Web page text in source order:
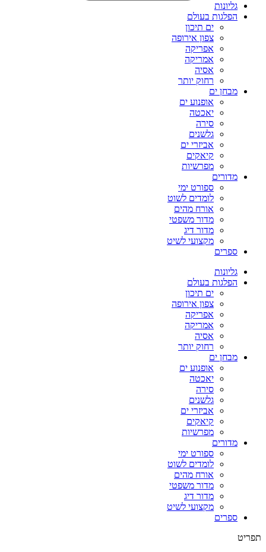
גליונות
הפלגות בעולם
ים תיכון
צפון אירופה
אפריקה
אמריקה
אסיה
רחוק יותר
מבחן ים
אופנוע ים
יאכטה
סירה
גלשנים
אביזרי ים
קיאקים
מפרשיות
מדורים
ספורט ימי
לומדים לשוט
אורח מהים
מדור משפטי
מדור דיג
מקצועי לשיט
ספרים
גליונות
הפלגות בעולם
ים תיכון
צפון אירופה
אפריקה
אמריקה
אסיה
רחוק יותר
מבחן ים
אופנוע ים
יאכטה
סירה
גלשנים
אביזרי ים
קיאקים
מפרשיות
מדורים
ספורט ימי
לומדים לשוט
אורח מהים
מדור משפטי
מדור דיג
מקצועי לשיט
ספרים
תפריט